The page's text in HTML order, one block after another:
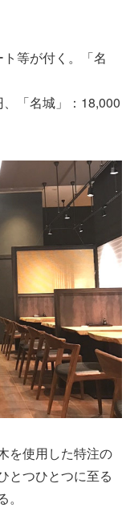
等が付く。「名
、「名城」：18,000
を使用した特注の
とつひとつに至る